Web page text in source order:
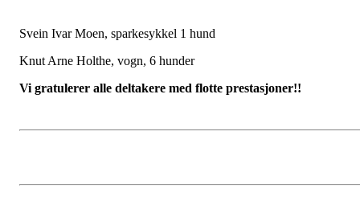
Svein Ivar Moen, sparkesykkel 1 hund
Knut Arne Holthe, vogn, 6 hunder
Vi gratulerer alle deltakere med flotte prestasjoner!!